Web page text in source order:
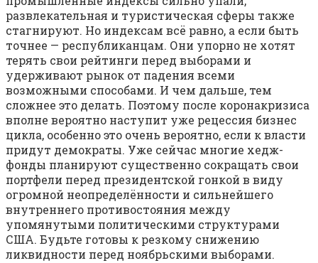
развлекательная и туристическая сферы также
стагнируют. Но индексам всё равно, а если быть
точнее — республиканцам. Они упорно не хотят
терять свои рейтинги перед выборами и
удерживают рынок от падения всеми
возможными способами. И чем дальше, тем
сложнее это делать. Поэтому после коронакризиса
вполне вероятно наступит уже рецессия бизнес
цикла, особенно это очень вероятно, если к власти
придут демократы. Уже сейчас многие хедж-
фонды планируют существенно сокращать свои
портфели перед президентской гонкой в виду
огромной неопределённости и сильнейшего
внутреннего противостояния между
упомянутыми политическими структурами
США. Будьте готовы к резкому снижению
ликвидности перед ноябрьскими выборами.